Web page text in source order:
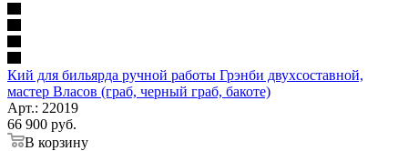
Кий для бильярда ручной работы Грэнби двухсоставной,
мастер Власов (граб, черный граб, бакоте)
Арт.: 22019
66 900 руб.
В корзину